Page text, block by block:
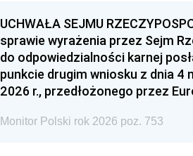
UCHWAŁA SEJMU
sprawie wyrażenia przez Sejm
do odpowiedzialności karnej
punkcie drugim wniosku z dnia 4
2026 r., przedłożonego przez
Monitor Polski rok 2026 poz. 753